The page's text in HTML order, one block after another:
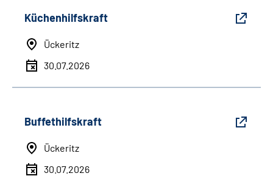
Küchenhilfskraft
Ückeritz
30.07.2026
Buffethilfskraft
Ückeritz
30.07.2026